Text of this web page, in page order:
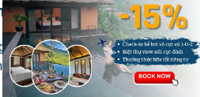
lựa chọn thưởng thức thịt lợn
vô cùng kỳ công, đóng trong lá
bùi bùi. Thịt được muối cùng